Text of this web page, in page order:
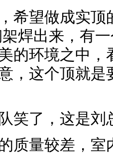
望做成实顶
焊出来，有
的环境之中
，这个顶就
了，这是刘
量较差，室